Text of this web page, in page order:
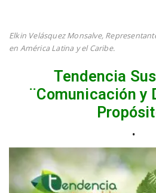
Elkin Velásquez Monsalve,
en América Latina y el Caribe.
Tendencia
¨Comunicación y
.